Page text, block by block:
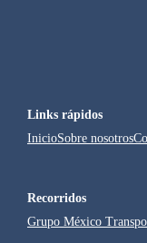
Links rápidos
InicioSobre nosotros
Recorridos
Grupo México